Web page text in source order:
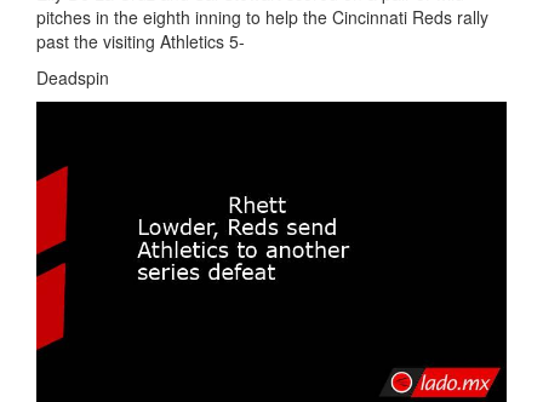
pitches in the eighth inning to help the Cincinnati Reds rally
past the visiting Athletics 5-
Deadspin